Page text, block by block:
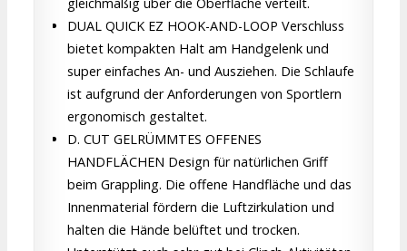
DUAL QUICK EZ HOOK-AND-LOOP Verschluss
bietet kompakten Halt am Handgelenk und
super einfaches An- und Ausziehen. Die Schlaufe
ist aufgrund der Anforderungen von Sportlern
ergonomisch gestaltet.
D. CUT GELRÜMMTES OFFENES
HANDFLÄCHEN Design für natürlichen Griff
beim Grappling. Die offene Handfläche und das
Innenmaterial fördern die Luftzirkulation und
halten die Hände belüftet und trocken.